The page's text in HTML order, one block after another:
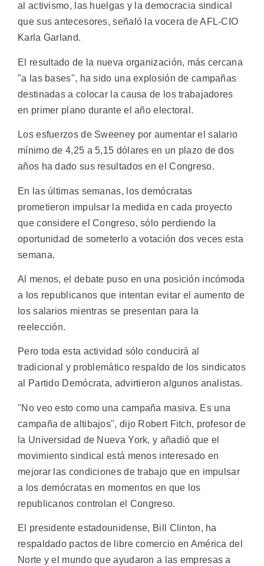
al activismo, las huelgas y la democracia sindical
que sus antecesores, señaló la vocera de AFL-CIO
Karla Garland.
El resultado de la nueva organización, más cercana
"a las bases", ha sido una explosión de campañas
destinadas a colocar la causa de los trabajadores
en primer plano durante el año electoral.
Los esfuerzos de Sweeney por aumentar el salario
mínimo de 4,25 a 5,15 dólares en un plazo de dos
años ha dado sus resultados en el Congreso.
En las últimas semanas, los demócratas
prometieron impulsar la medida en cada proyecto
que considere el Congreso, sólo perdiendo la
oportunidad de someterlo a votación dos veces esta
semana.
Al menos, el debate puso en una posición incómoda
a los republicanos que intentan evitar el aumento de
los salarios mientras se presentan para la
reelección.
Pero toda esta actividad sólo conducirá al
tradicional y problemático respaldo de los sindicatos
al Partido Demócrata, advirtieron algunos analistas.
"No veo esto como una campaña masiva. Es una
campaña de altibajos", dijo Robert Fitch, profesor de
la Universidad de Nueva York, y añadió que el
movimiento sindical está menos interesado en
mejorar las condiciones de trabajo que en impulsar
a los demócratas en momentos en que los
republicanos controlan el Congreso.
El presidente estadounidense, Bill Clinton, ha
respaldado pactos de libre comercio en América del
Norte y el mundo que ayudaron a las empresas a